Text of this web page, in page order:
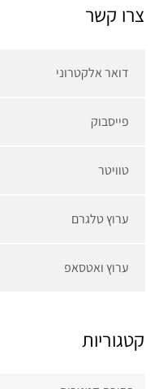
צרו קשר
דואר אלקטרוני
פייסבוק
טוויטר
ערוץ טלגרם
ערוץ ואטסאפ
קטגוריות